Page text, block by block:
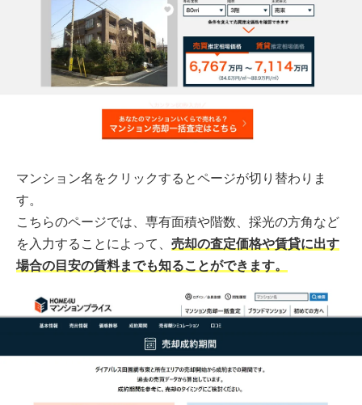
マンション名をクリックするとページが切り替わりま
す。
こちらのページでは、専有面積や階数、採光の方角など
を入力することによって、 売却の査定価格や賃貸に出す
場合の目安の賃料までも知ることができます。